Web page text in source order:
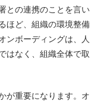
との連携のことを言い
ほど、組織の環境整備
ンボーディングは、人
はなく、組織全体で取
が重要になります。オ